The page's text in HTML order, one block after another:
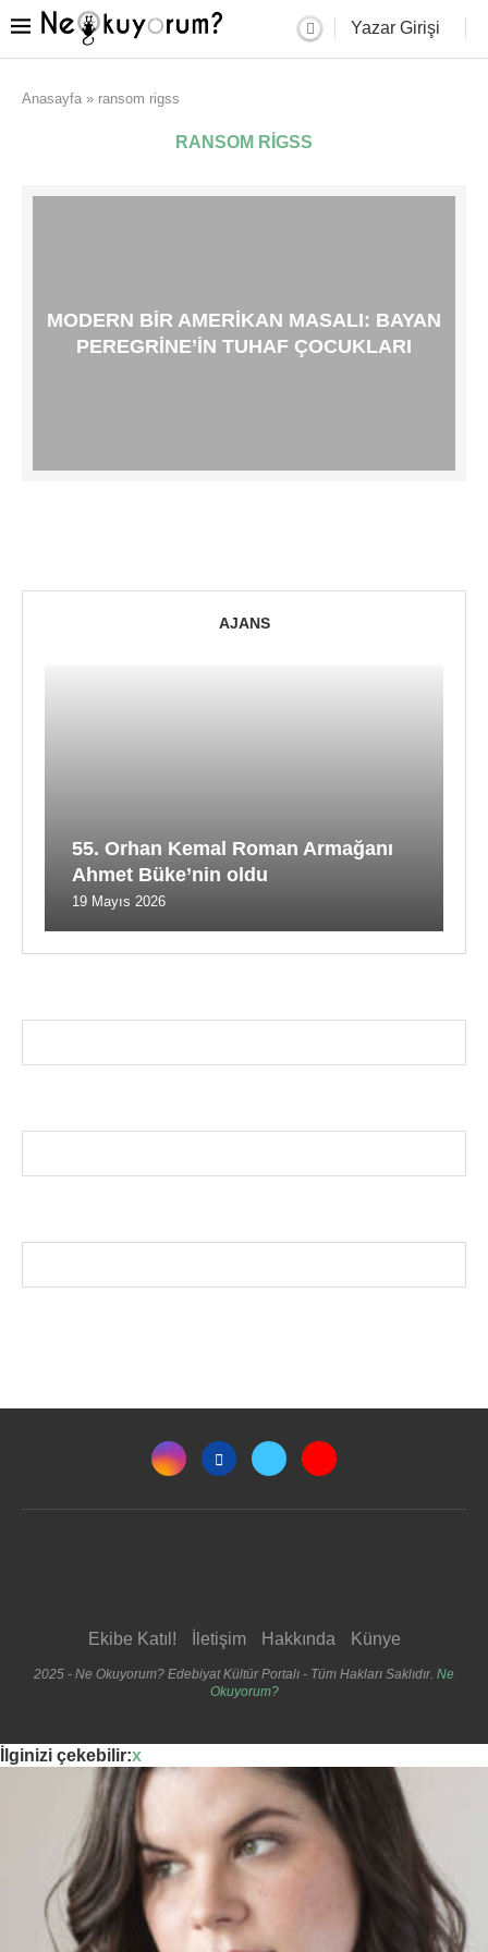
Yazar Girişi
Anasayfa » ransom rigss
RANSOM RIGSS
MODERN BIR AMERIKAN MASALI: BAYAN
PEREGRINE’IN TUHAF ÇOCUKLARI
AJANS
55. Orhan Kemal Roman Armağanı
Ahmet Büke’nin oldu
19 Mayıs 2026
Ekibe Katıl! İletişim Hakkında Künye
2025 - Ne Okuyorum? Edebiyat Kültür Portalı - Tüm Hakları Saklıdır. Ne
Okuyorum?
İlginizi çekebilir:x